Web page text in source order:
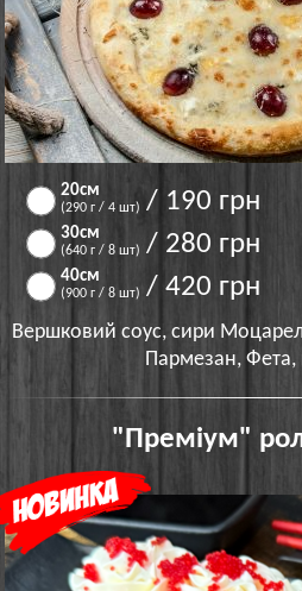
20см
(290 г / 4 шт) / 190 грн
30см
(640 г / 8 шт) / 280 грн
40см
(900 г / 8 шт) / 420 грн
Вершковий соус, сири
Пармезан, Фета,
"Преміум"